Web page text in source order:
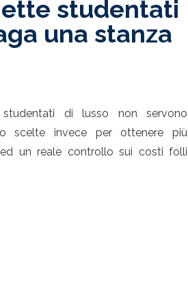
studentati
una stanza
studentati di lusso non servono
scelte invece per ottenere più
ed un reale controllo sui costi folli